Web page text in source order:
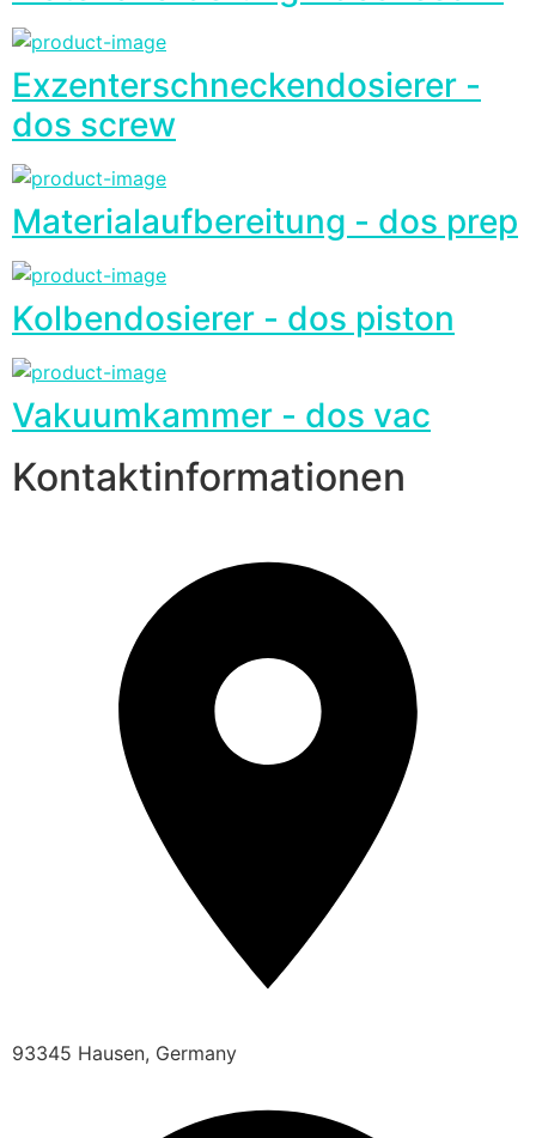
Exzenterschneckendosierer -
dos screw
Materialaufbereitung - dos prep
Kolbendosierer - dos piston
Vakuumkammer - dos vac
Kontaktinformationen
93345 Hausen, Germany